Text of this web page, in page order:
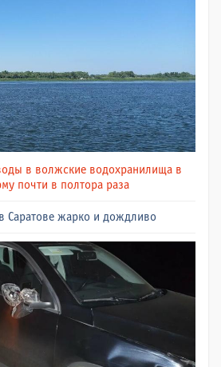
в волжские водохранилища в
почти в полтора раза
Саратове жарко и дождливо